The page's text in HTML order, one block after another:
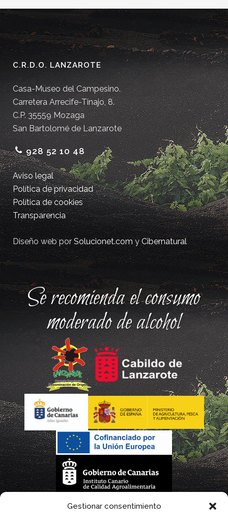
Gestionar consentimiento
C.R.D.O. LANZAROTE
Casa-Museo del Campesino.
Carretera Arrecife-Tinajo, 8.
C.P. 35559 Mozaga
San Bartolomé de Lanzarote
928 52 10 48
Aviso legal
Política de privacidad
Política de cookies
Transparencia
Diseño web porSolucionet.comyCibernatural
Se recomienda el consumo
moderado de alcohol
La gestión de la DOP Lanzarote realizada por este Consejo Regulador es financiada,